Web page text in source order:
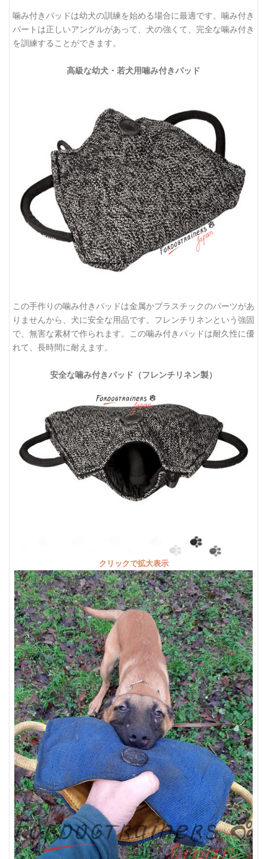
噛み付きパッドは幼犬の訓練を始める場合に最適です。噛み付き
パートは正しいアングルがあって、犬の強くて、完全な噛み付き
を訓練することができます。
高級な幼犬・若犬用噛み付きパッド
この手作りの噛み付きパッドは金属かプラスチックのパーツがあ
りませんから、犬に安全な用品です。フレンチリネンという強固
で、無害な素材で作られます。この噛み付きパッドは耐久性に優
れて、長時間に耐えます。
安全な噛み付きパッド（フレンチリネン製）
クリックで拡大表示